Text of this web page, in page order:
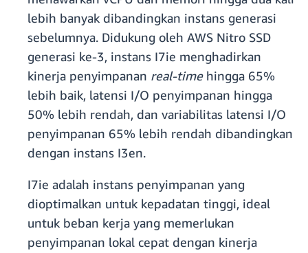
lebih banyak dibandingkan instans generasi
sebelumnya. Didukung oleh AWS Nitro SSD
generasi ke-3, instans I7ie menghadirkan
kinerja penyimpanan real-timehingga 65%
lebih baik, latensi I/O penyimpanan hingga
50% lebih rendah, dan variabilitas latensi I/O
penyimpanan 65% lebih rendah dibandingkan
dengan instans I3en.
I7ie adalah instans penyimpanan yang
dioptimalkan untuk kepadatan tinggi, ideal
untuk beban kerja yang memerlukan
penyimpanan lokal cepat dengan kinerja